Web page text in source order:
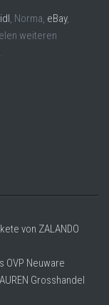
, Norma, eBay,
weiteren
von ZALANDO
OVP Neuware
Grosshandel